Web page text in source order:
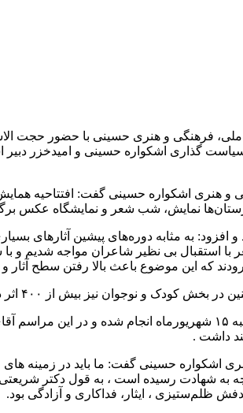
فرهنگی و هنری حسینی با حضور حجت
گذاری اشکواره حسینی و امیدخزر دبیر
اشکواره حسینی گفت: افتتاحیه
به مثابه دوره‌های پیشین آثارهای
دبیرکل همایش اشکواره حسینی همچنین تصریح کرد: تمامی هماهنگی ها برای مراسم
داشت .
حسینی گفت: ما باید در زمینه
چه به شهادت رسیده است ، به قول دکتر
ظلم‌ستیزی ، ایثار، فداکاری و آزادگی بود.